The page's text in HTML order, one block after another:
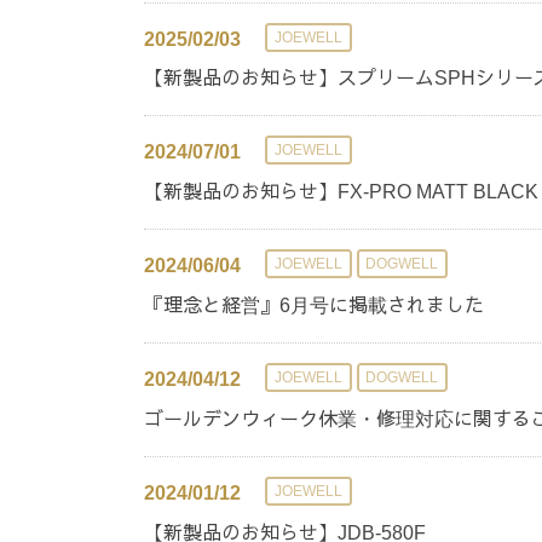
2025/02/03 JOEWELL
【新製品のお知らせ】スプリームSPHシリー
2024/07/01 JOEWELL
【新製品のお知らせ】FX-PRO MATT BLACK
2024/06/04 JOEWELL DOGWELL
『理念と経営』6月号に掲載されました
2024/04/12 JOEWELL DOGWELL
ゴールデンウィーク休業・修理対応に関する
2024/01/12 JOEWELL
【新製品のお知らせ】JDB-580F